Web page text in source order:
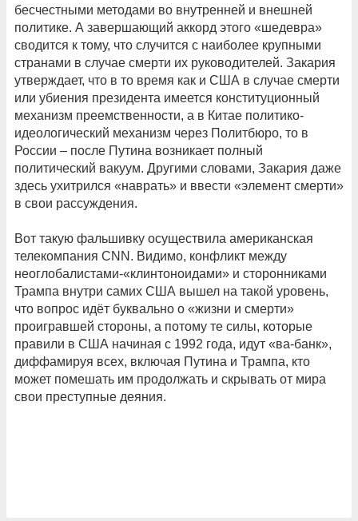
бесчестными методами во внутренней и внешней
политике. А завершающий аккорд этого «шедевра»
сводится к тому, что случится с наиболее крупными
странами в случае смерти их руководителей. Закария
утверждает, что в то время как и США в случае смерти
или убиения президента имеется конституционный
механизм преемственности, а в Китае политико-
идеологический механизм через Политбюро, то в
России – после Путина возникает полный
политический вакуум. Другими словами, Закария даже
здесь ухитрился «наврать» и ввести «элемент смерти»
в свои рассуждения.
Вот такую фальшивку осуществила американская
телекомпания CNN. Видимо, конфликт между
неоглобалистами-«клинтоноидами» и сторонниками
Трампа внутри самих США вышел на такой уровень,
что вопрос идёт буквально о «жизни и смерти»
проигравшей стороны, а потому те силы, которые
правили в США начиная с 1992 года, идут «ва-банк»,
диффамируя всех, включая Путина и Трампа, кто
может помешать им продолжать и скрывать от мира
свои преступные деяния.